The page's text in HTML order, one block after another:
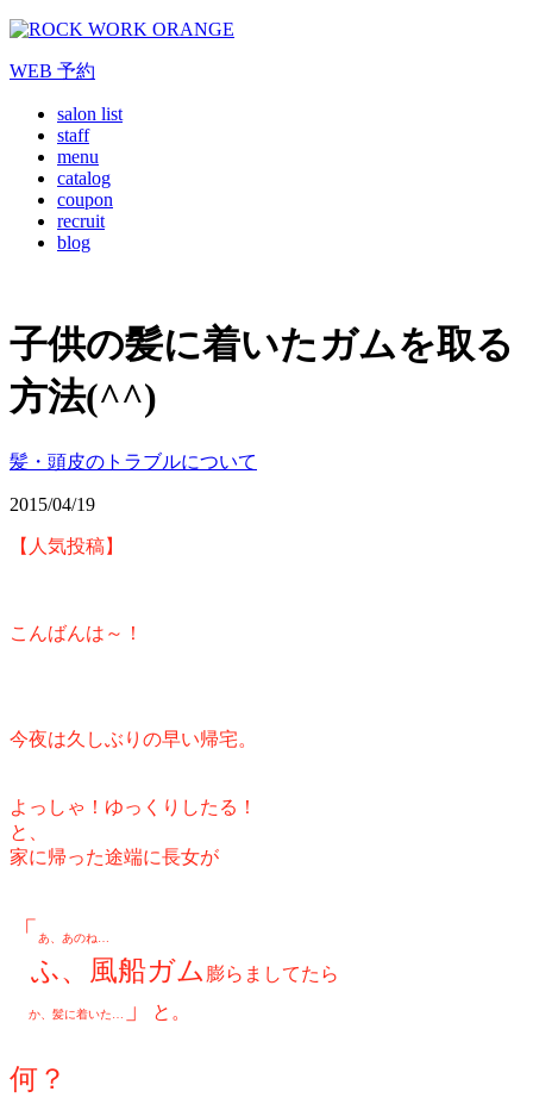
WEB 予約
salon list
staff
menu
catalog
coupon
recruit
blog
子供の髪に着いたガムを取る
方法(^^)
髪・頭皮のトラブルについて
2015/04/19
【人気投稿】
こんばんは～！
今夜は久しぶりの早い帰宅。
よっしゃ！ゆっくりしたる！
と、
家に帰った途端に長女が
「 あ、あのね…
ふ、風船ガム 膨らましてたら
か、 髪に着いた… 」 と。
何？